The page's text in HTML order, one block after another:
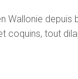
Wallonie
coquins, tout